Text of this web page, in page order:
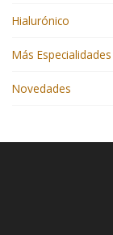
Hialurónico
Más Especialidades
Novedades